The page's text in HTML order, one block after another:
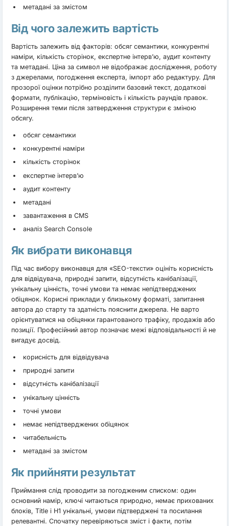
метадані за змістом
Від чого залежить вартість
Вартість залежить від факторів: обсяг семантики, конкурентні
наміри, кількість сторінок, експертне інтерв’ю, аудит контенту
та метадані. Ціна за символ не відображає дослідження, роботу
з джерелами, погодження експерта, імпорт або редактуру. Для
прозорої оцінки потрібно розділити базовий текст, додаткові
формати, публікацію, терміновість і кількість раундів правок.
Розширення теми після затвердження структури є зміною
обсягу.
обсяг семантики
конкурентні наміри
кількість сторінок
експертне інтерв’ю
аудит контенту
метадані
завантаження в CMS
аналіз Search Console
Як вибрати виконавця
Під час вибору виконавця для «SEO-тексти» оцініть корисність
для відвідувача, природні запити, відсутність канібалізації,
унікальну цінність, точні умови та немає непідтверджених
обіцянок. Корисні приклади у близькому форматі, запитання
автора до старту та здатність пояснити джерела. Не варто
орієнтуватися на обіцянки гарантованого трафіку, продажів або
позиції. Професійний автор позначає межі відповідальності й не
вигадує досвід.
корисність для відвідувача
природні запити
відсутність канібалізації
унікальну цінність
точні умови
немає непідтверджених обіцянок
читабельність
метадані за змістом
Як прийняти результат
Приймання слід проводити за погодженим списком: один
основний намір, ключі читаються природно, немає прихованих
блоків, Title і H1 унікальні, умови підтверджені та посилання
релевантні. Спочатку перевіряються зміст і факти, потім